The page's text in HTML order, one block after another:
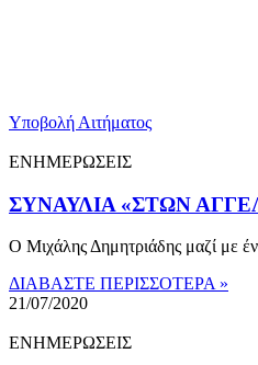
Υποβολή Αιτήματος
ΕΝΗΜΕΡΩΣΕΙΣ
ΣΥΝΑΥΛΙΑ «ΣΤΩΝ
Ο Μιχάλης Δημητριάδης μαζί με
ΔΙΑΒΑΣΤΕ ΠΕΡΙΣΣΟΤΕΡΑ »
21/07/2020
ΕΝΗΜΕΡΩΣΕΙΣ